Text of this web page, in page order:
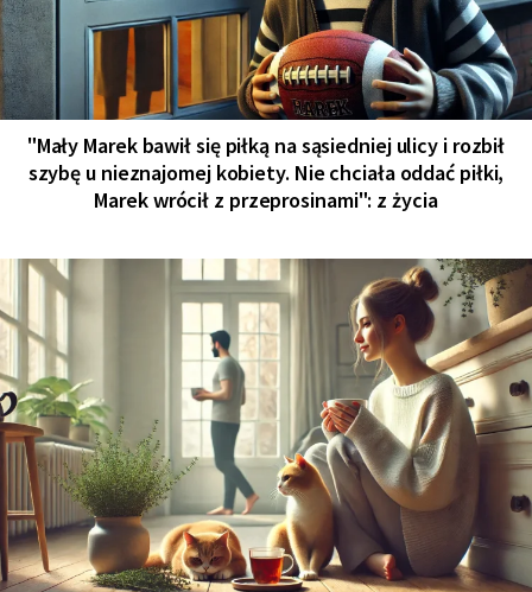
"Mały Marek bawił się piłką na sąsiedniej ulicy i rozbił
szybę u nieznajomej kobiety. Nie chciała oddać piłki,
Marek wrócił z przeprosinami": z życia